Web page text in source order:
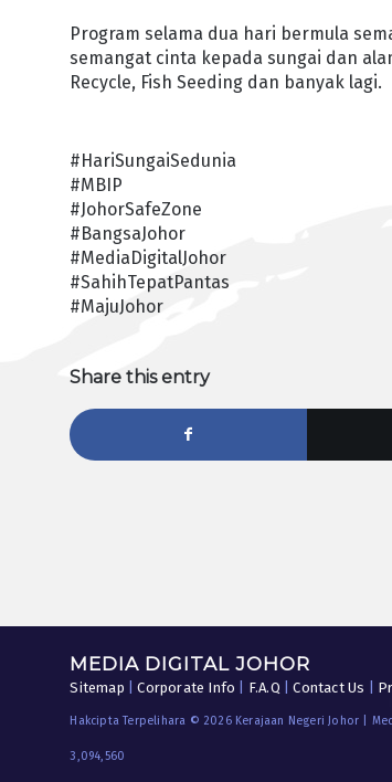
Program selama dua hari bermula
semangat cinta kepada sungai dan
Recycle, Fish Seeding dan banyak lagi.
#HariSungaiSedunia
#MBIP
#JohorSafeZone
#BangsaJohor
#MediaDigitalJohor
#SahihTepatPantas
#MajuJohor
Share this entry
MEDIA DIGITAL JOHOR
Sitemap |Corporate Info F.A.Q |Contact Us
Hakcipta Terpelihara © 2026 Kerajaan Negeri Johor |
3,094,560